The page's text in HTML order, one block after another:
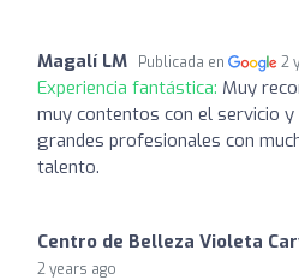
Magalí LM Publicada en 2
Experiencia fantástica: Muy
muy contentos con el servicio
grandes profesionales con
talento.
Centro de Belleza Violeta
2 years ago